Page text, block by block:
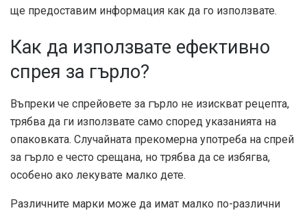
ще предоставим информация как да го използвате.
Как да използвате ефективно
спрея за гърло?
Въпреки че спрейовете за гърло не изискват рецепта,
трябва да ги използвате само според указанията на
опаковката. Случайната прекомерна употреба на спрей
за гърло е често срещана, но трябва да се избягва,
особено ако лекувате малко дете.
Различните марки може да имат малко по-различни